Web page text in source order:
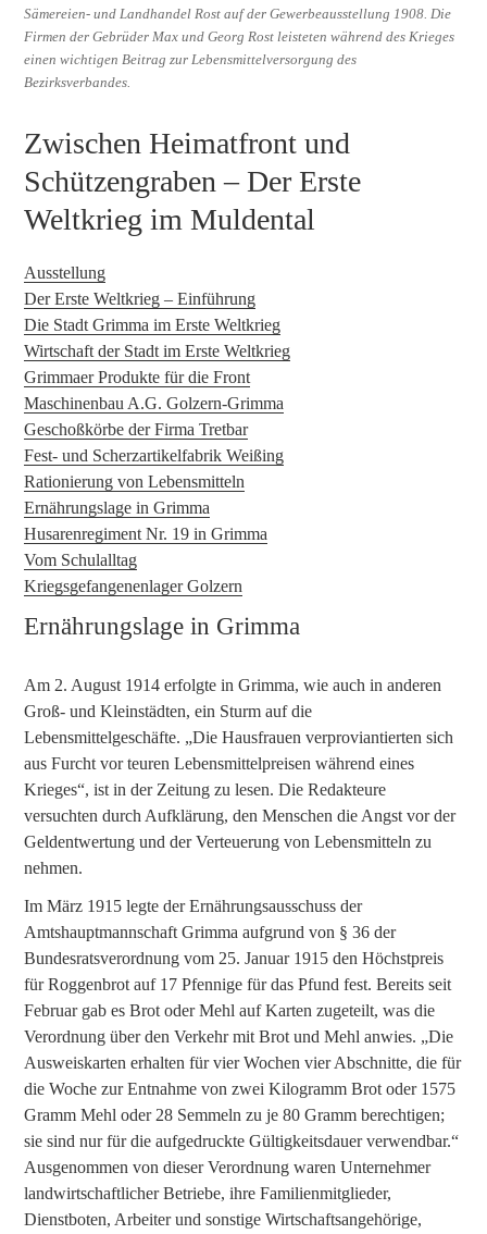
Sämereien- und Landhandel Rost auf der Gewerbeausstellung 1908. Die
Firmen der Gebrüder Max und Georg Rost leisteten während des Krieges
einen wichtigen Beitrag zur Lebensmittelversorgung des
Bezirksverbandes.
Zwischen Heimatfront und
Schützengraben – Der Erste
Weltkrieg im Muldental
Ausstellung
Der Erste Weltkrieg – Einführung
Die Stadt Grimma im Erste Weltkrieg
Wirtschaft der Stadt im Erste Weltkrieg
Grimmaer Produkte für die Front
Maschinenbau A.G. Golzern-Grimma
Geschoßkörbe der Firma Tretbar
Fest- und Scherzartikelfabrik Weißing
Rationierung von Lebensmitteln
Ernährungslage in Grimma
Husarenregiment Nr. 19 in Grimma
Vom Schulalltag
Kriegsgefangenenlager Golzern
Ernährungslage in Grimma
Am 2. August 1914 erfolgte in Grimma, wie auch in anderen
Groß- und Kleinstädten, ein Sturm auf die
Lebensmittelgeschäfte. „Die Hausfrauen verproviantierten sich
aus Furcht vor teuren Lebensmittelpreisen während eines
Krieges“, ist in der Zeitung zu lesen. Die Redakteure
versuchten durch Aufklärung, den Menschen die Angst vor der
Geldentwertung und der Verteuerung von Lebensmitteln zu
nehmen.
Im März 1915 legte der Ernährungsausschuss der
Amtshauptmannschaft Grimma aufgrund von § 36 der
Bundesratsverordnung vom 25. Januar 1915 den Höchstpreis
für Roggenbrot auf 17 Pfennige für das Pfund fest. Bereits seit
Februar gab es Brot oder Mehl auf Karten zugeteilt, was die
Verordnung über den Verkehr mit Brot und Mehl anwies. „Die
Ausweiskarten erhalten für vier Wochen vier Abschnitte, die für
die Woche zur Entnahme von zwei Kilogramm Brot oder 1575
Gramm Mehl oder 28 Semmeln zu je 80 Gramm berechtigen;
sie sind nur für die aufgedruckte Gültigkeitsdauer verwendbar.“
Ausgenommen von dieser Verordnung waren Unternehmer
landwirtschaftlicher Betriebe, ihre Familienmitglieder,
Dienstboten, Arbeiter und sonstige Wirtschaftsangehörige,